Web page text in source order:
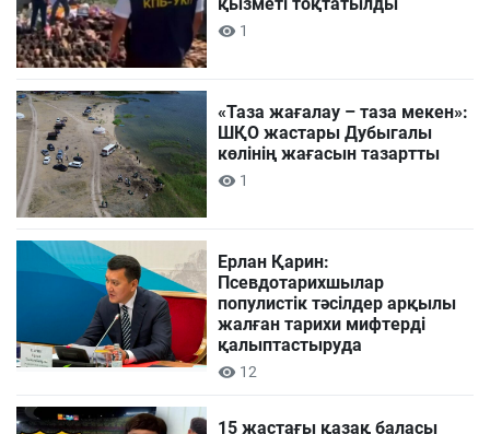
1
«Таза жағалау – таза мекен»:
ШҚО жастары Дубыгалы
көлінің жағасын тазартты
1
Ерлан Қарин:
Псевдотарихшылар
популистік тәсілдер арқылы
жалған тарихи мифтерді
қалыптастыруда
12
15 жастағы қазақ баласы